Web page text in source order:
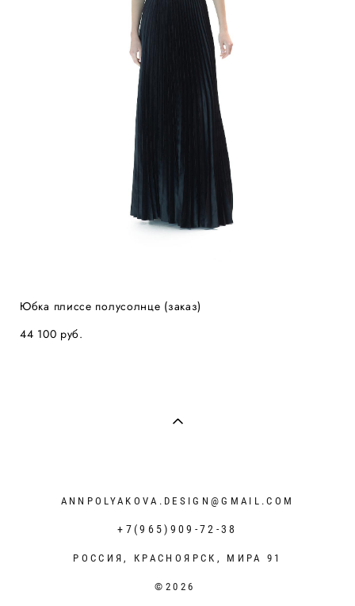
Юбка плиссе полусолнце (заказ)
44 100 pуб.
ANNPOLYAKOVA.DESIGN@GMAIL.COM
+7(965)909-72-38
РОССИЯ, КРАСНОЯРСК, МИРА 91
©2026